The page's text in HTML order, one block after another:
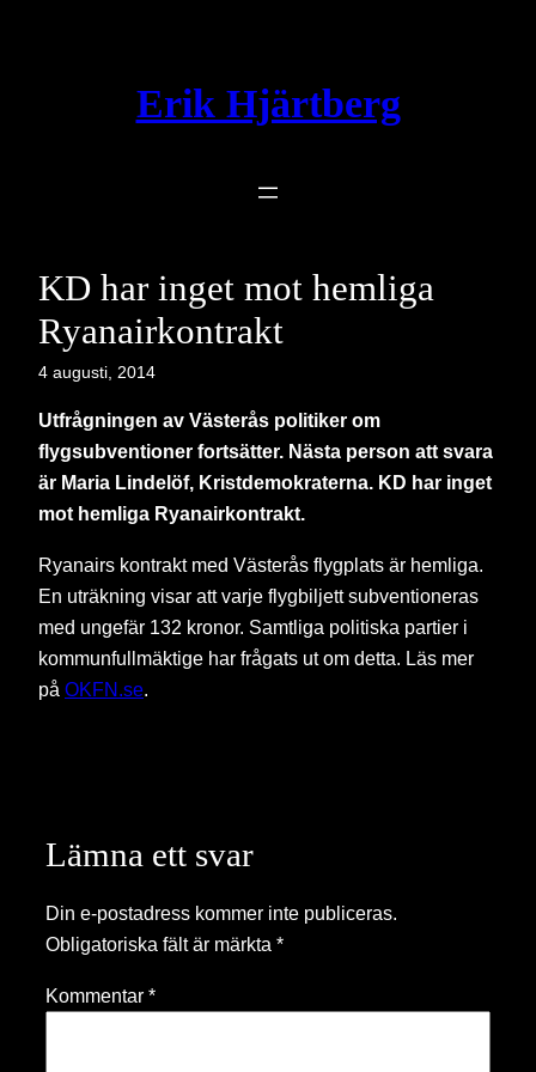
Erik Hjärtberg
KD har inget mot hemliga
Ryanairkontrakt
4 augusti, 2014
Utfrågningen av Västerås politiker om
flygsubventioner fortsätter. Nästa person att svara
är Maria Lindelöf, Kristdemokraterna. KD har inget
mot hemliga Ryanairkontrakt.
Ryanairs kontrakt med Västerås flygplats är hemliga.
En uträkning visar att varje flygbiljett subventioneras
med ungefär 132 kronor. Samtliga politiska partier i
kommunfullmäktige har frågats ut om detta. Läs mer
på OKFN.se
Lämna ett svar
Din e-postadress kommer inte publiceras.
Obligatoriska fält är märkta *
Kommentar *